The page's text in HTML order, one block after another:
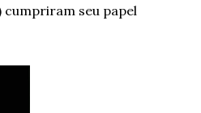
cumpriram seu papel